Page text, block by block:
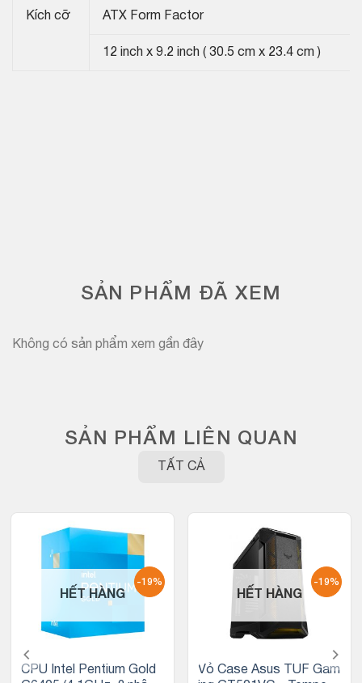
Kích cỡ ATX Form Factor
12 inch x 9.2 inch ( 30.5 cm x 23.4 cm )
SẢN PHẨM ĐÃ XEM
Không có sản phẩm xem gần đây
SẢN PHẨM LIÊN QUAN
TẤT CẢ
-19%
HẾT HÀNG
CPU Intel Pentium Gold
-19%
HẾT HÀNG
Vỏ Case Asus TUF Gam